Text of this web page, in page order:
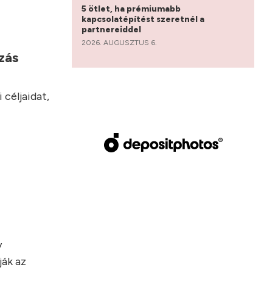
céljaidat,
az
5 ötlet, ha prémiumabb
kapcsolatépítést szeretnél a
partnereiddel
2026. AUGUSZTUS 6.